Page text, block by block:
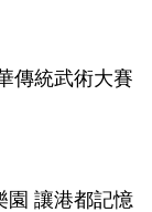
傳統武術大賽
園 讓港都記憶